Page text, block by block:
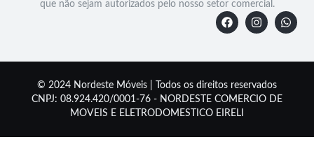
que não sejam autorizados pelo nosso setor comercial.
© 2024 Nordeste Móveis | Todos os direitos reservados
CNPJ: 08.924.420/0001-76 - NORDESTE COMERCIO DE
MOVEIS E ELETRODOMESTICO EIRELI